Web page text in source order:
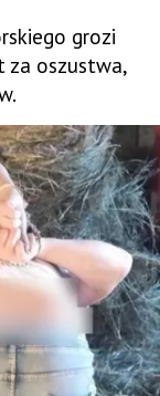
grozi
za oszustwa,